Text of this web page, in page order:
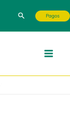
Buscar Pagos